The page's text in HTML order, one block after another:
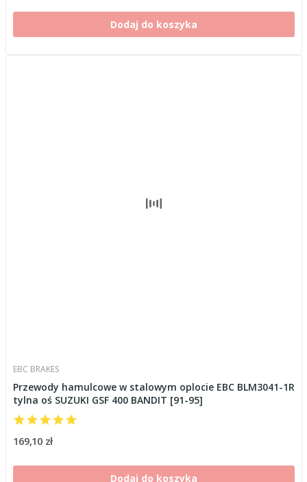
Dodaj do koszyka
EBC BRAKES
Przewody hamulcowe w stalowym oplocie EBC BLM3041-1R
tylna oś SUZUKI GSF 400 BANDIT [91-95]
169,10 zł
Dodaj do koszyka